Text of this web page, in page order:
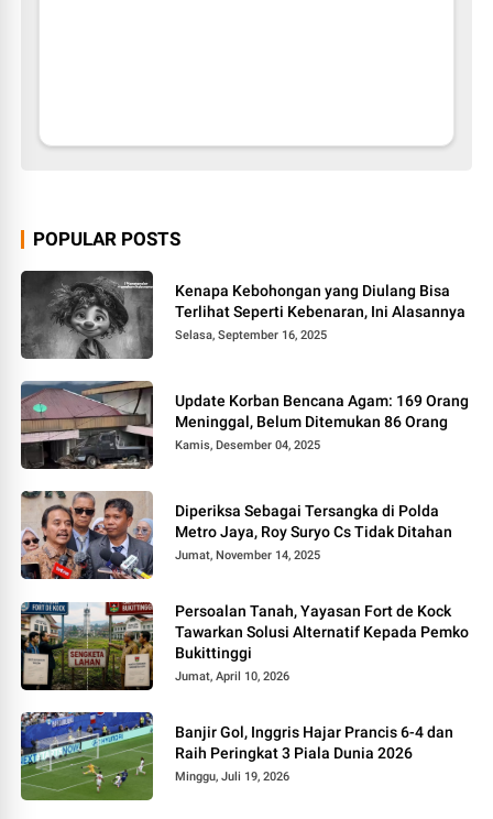
POPULAR POSTS
Kenapa Kebohongan yang Diulang Bisa
Terlihat Seperti Kebenaran, Ini Alasannya
Selasa, September 16, 2025
Update Korban Bencana Agam: 169 Orang
Meninggal, Belum Ditemukan 86 Orang
Kamis, Desember 04, 2025
Diperiksa Sebagai Tersangka di Polda
Metro Jaya, Roy Suryo Cs Tidak Ditahan
Jumat, November 14, 2025
Persoalan Tanah, Yayasan Fort de Kock
Tawarkan Solusi Alternatif Kepada Pemko
Bukittinggi
Jumat, April 10, 2026
Banjir Gol, Inggris Hajar Prancis 6-4 dan
Raih Peringkat 3 Piala Dunia 2026
Minggu, Juli 19, 2026